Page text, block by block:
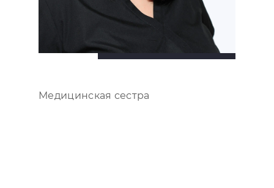
Медицинская сестра